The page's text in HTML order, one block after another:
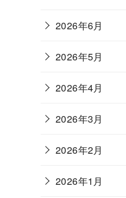
2026年6月
2026年5月
2026年4月
2026年3月
2026年2月
2026年1月